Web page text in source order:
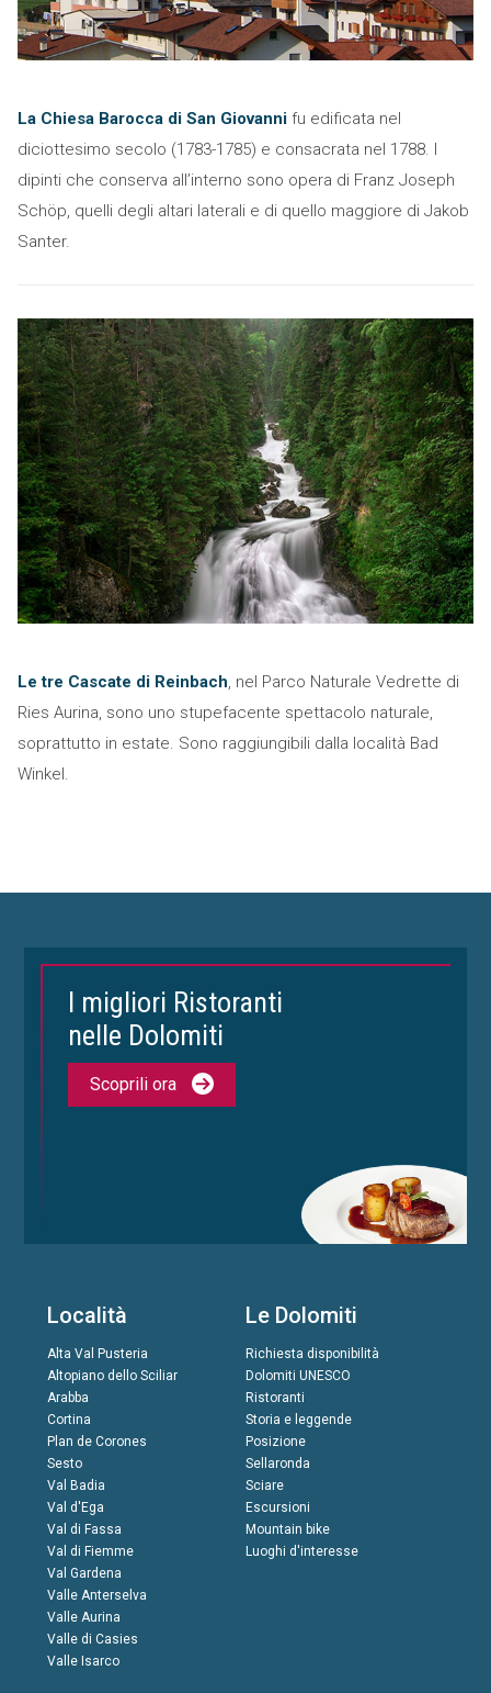
La Chiesa Barocca di San Giovannifu edificata nel
diciottesimo secolo (1783-1785) e consacrata nel 1788. I
dipinti che conserva all’interno sono opera di Franz Joseph
Schöp, quelli degli altari laterali e di quello maggiore di Jakob
Santer.
Le tre Cascate di Reinbach , nel Parco Naturale Vedrette di
Ries Aurina, sono uno stupefacente spettacolo naturale,
soprattutto in estate. Sono raggiungibili dalla località Bad
Winkel.
I migliori Ristoranti
nelle Dolomiti
Scoprili ora
Località
Alta Val Pusteria
Altopiano dello Sciliar
Arabba
Cortina
Plan de Corones
Sesto
Val Badia
Val d'Ega
Val di Fassa
Val di Fiemme
Val Gardena
Valle Anterselva
Valle Aurina
Valle di Casies
Valle Isarco
Le Dolomiti
Richiesta disponibilità
Dolomiti UNESCO
Ristoranti
Storia e leggende
Posizione
Sellaronda
Sciare
Escursioni
Mountain bike
Luoghi d'interesse